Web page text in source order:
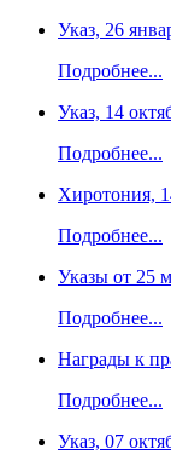
Указ, 26
Подробнее...
Указ, 14
Подробнее...
Хиротония,
Подробнее...
Указы от 25
Подробнее...
Награды к
Подробнее...
Указ, 07